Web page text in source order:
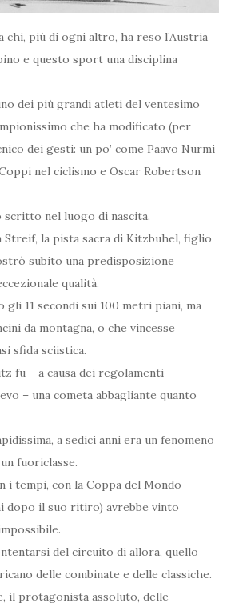
chi, più di ogni altro, ha reso l’Austria
e questo sport una disciplina
dei più grandi atleti del ventesimo
che ha modificato (per
dei gesti: un po’ come Paavo Nurmi
nel ciclismo e Oscar Robertson
scritto nel luogo di nascita.
Streif, la pista sacra di Kitzbuhel, figlio
subito una predisposizione
qualità.
gli 11 secondi sui 100 metri piani, ma
da montagna, o che vincesse
sfida sciistica.
fu – a causa dei regolamenti
– una cometa abbagliante quanto
a sedici anni era un fenomeno
fuoriclasse.
i tempi, con la Coppa del Mondo
dopo il suo ritiro) avrebbe vinto
del circuito di allora, quello
delle combinate e delle classiche.
il protagonista assoluto, delle